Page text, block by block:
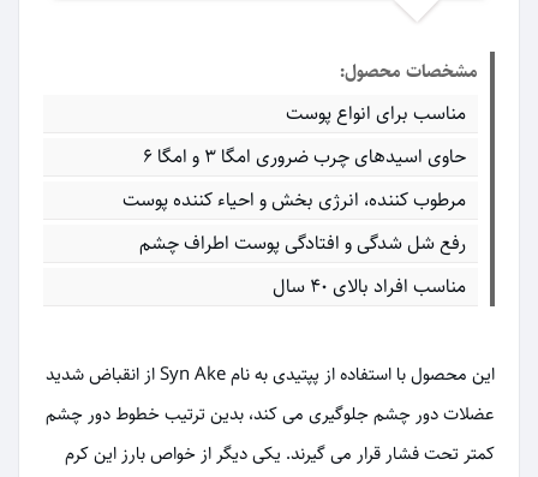
مشخصات محصول:
مناسب برای انواع پوست
حاوی اسیدهای چرب ضروری امگا ۳ و امگا ۶
مرطوب کننده، انرژی بخش و احیاء کننده پوست
رفع شل شدگی و افتادگی پوست اطراف چشم
مناسب افراد بالای ۴۰ سال
این محصول با استفاده از پپتیدی به نام Syn Ake از انقباض شدید
عضلات دور چشم جلوگیری می کند، بدین ترتیب خطوط دور چشم
کمتر تحت فشار قرار می گیرند. یکی دیگر از خواص بارز این کرم